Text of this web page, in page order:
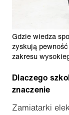
Gdzie wiedza
zyskują
zakresu
Dlaczego
znaczenie
Zamiatarki